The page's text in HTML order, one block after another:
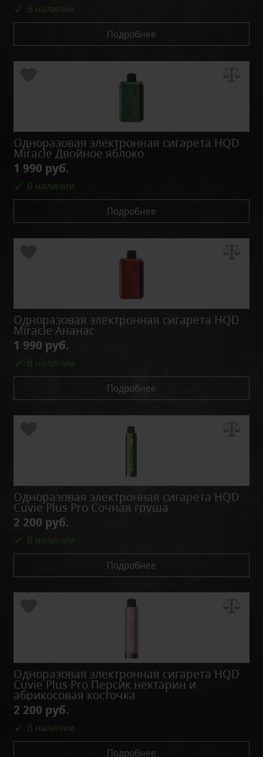
В наличии
Подробнее
Одноразовая электронная сигарета HQD
Miracle Двойное яблоко
1 990 руб.
В наличии
Подробнее
Одноразовая электронная сигарета HQD
Miracle Ананас
1 990 руб.
В наличии
Подробнее
Одноразовая электронная сигарета HQD
Cuvie Plus Pro Сочная груша
2 200 руб.
В наличии
Подробнее
Одноразовая электронная сигарета HQD
Cuvie Plus Pro Персик нектарин и
абрикосовая косточка
2 200 руб.
В наличии
Подробнее